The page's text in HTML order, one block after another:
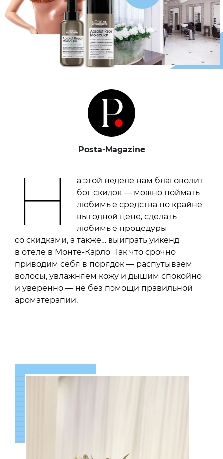
Posta-Magazine
Н
а этой неделе нам благоволит
бог скидок — можно поймать
любимые средства по крайне
выгодной цене, сделать
любимые процедуры
со скидками, а также… выиграть уикенд
в отеле в Монте-Карло! Так что срочно
приводим себя в порядок — распутываем
волосы, увлажняем кожу и дышим спокойно
и уверенно — не без помощи правильной
ароматерапии.